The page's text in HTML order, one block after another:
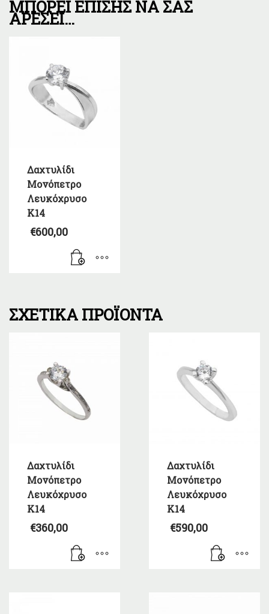
ΜΠΟΡΕΊ ΕΠΊΣΗΣ ΝΑ ΣΑΣ
ΑΡΈΣΕΙ…
Δαχτυλίδι
Μονόπετρο
Λευκόχρυσο
Κ14
€600,00
ΣΧΕΤΙΚΆ ΠΡΟΪΌΝΤΑ
Δαχτυλίδι
Μονόπετρο
Λευκόχρυσο
Κ14
€360,00
Δαχτυλίδι
Μονόπετρο
Λευκόχρυσο
Κ14
€590,00